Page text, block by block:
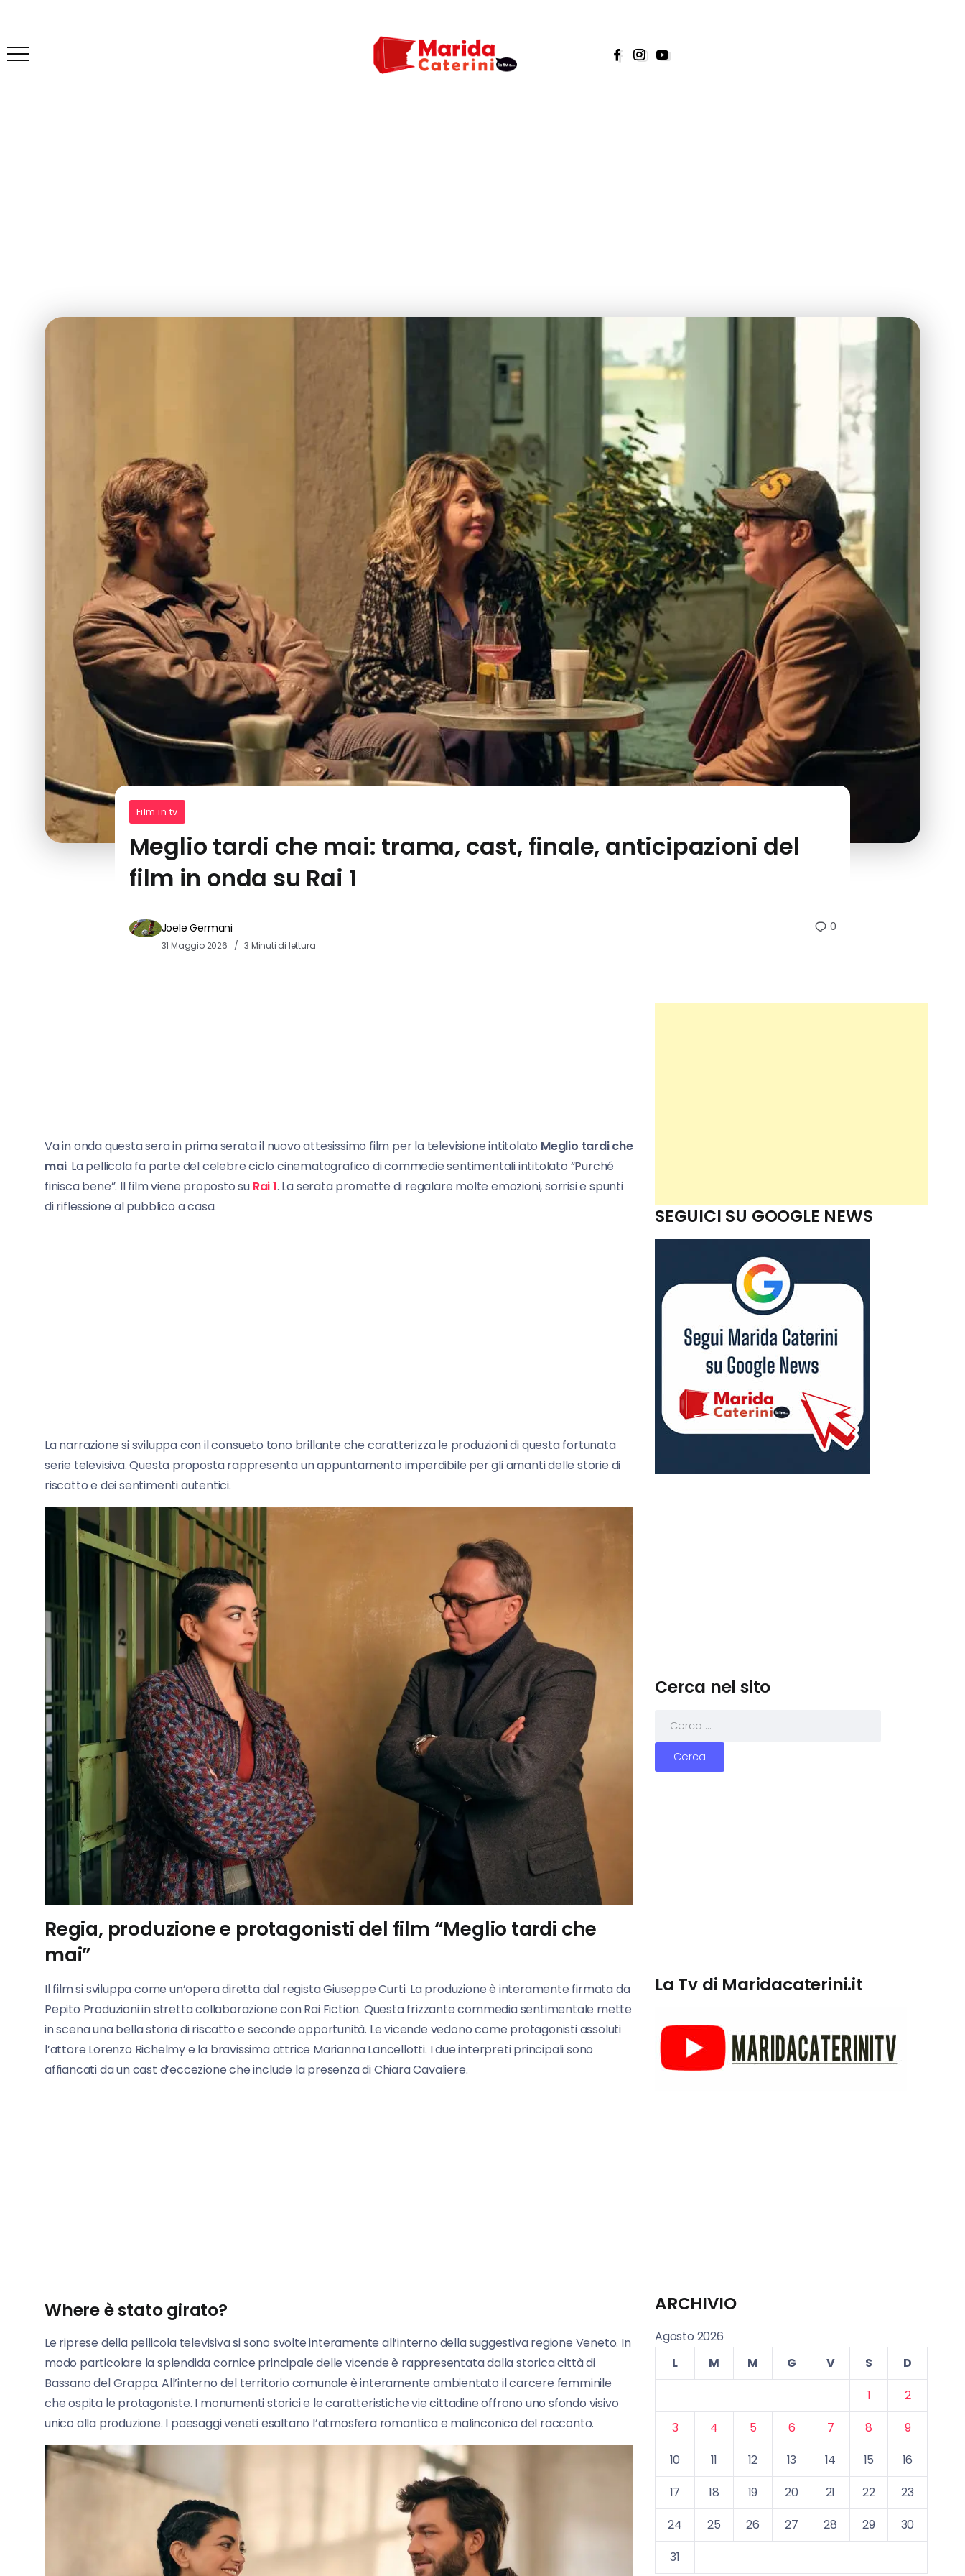
Film in tv
Meglio tardi che mai: trama, cast, finale, anticipazioni del
film in onda su Rai 1
Joele Germani
31 Maggio 2026 3 Minuti di lettura
0
Va in onda questa sera in prima serata il nuovo attesissimo film per la televisione intitolato Meglio tardi che
mai. La pellicola fa parte del celebre ciclo cinematografico di commedie sentimentali intitolato “Purché
finisca bene”. Il film viene proposto su Rai 1. La serata promette di regalare molte emozioni, sorrisi e spunti
di riflessione al pubblico a casa.
La narrazione si sviluppa con il consueto tono brillante che caratterizza le produzioni di questa fortunata
serie televisiva. Questa proposta rappresenta un appuntamento imperdibile per gli amanti delle storie di
riscatto e dei sentimenti autentici.
Regia, produzione e protagonisti del film “Meglio tardi che
mai”
Il film si sviluppa come un’opera diretta dal regista Giuseppe Curti. La produzione è interamente firmata da
Pepito Produzioni in stretta collaborazione con Rai Fiction. Questa frizzante commedia sentimentale mette
in scena una bella storia di riscatto e seconde opportunità. Le vicende vedono come protagonisti assoluti
l’attore Lorenzo Richelmy e la bravissima attrice Marianna Lancellotti. I due interpreti principali sono
affiancati da un cast d’eccezione che include la presenza di Chiara Cavaliere.
Where è stato girato?
Le riprese della pellicola televisiva si sono svolte interamente all’interno della suggestiva regione Veneto. In
modo particolare la splendida cornice principale delle vicende è rappresentata dalla storica città di
Bassano del Grappa. All’interno del territorio comunale è interamente ambientato il carcere femminile
che ospita le protagoniste. I monumenti storici e le caratteristiche vie cittadine offrono uno sfondo visivo
unico alla produzione. I paesaggi veneti esaltano l’atmosfera romantica e malinconica del racconto.
SEGUICI SU GOOGLE NEWS
Cerca nel sito
La Tv di Maridacaterini.it
ARCHIVIO
Agosto 2026
L
M M G V S
D
1
2
3
4 5 6 7 8
9
10
11 12 13 14 15
16
17
18 19 20 21 22
23
24
25 26 27 28 29
30
31